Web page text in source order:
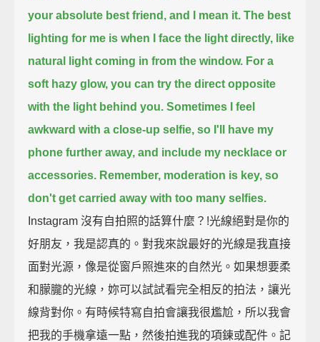
your absolute best friend, and I mean it. The best
lighting for me is when I face the light directly, like
natural light coming in from the window. For a
soft hazy glow, you can try the direct opposite
with the light behind you. Sometimes I feel
awkward with a close-up selfie, so I'll have my
phone further away, and include my necklace or
accessories. Remember, moderation is key, so
don't get carried away with too many selfies.
Instagram 沒有自拍照的話算什麼？!光線絕對是你的
好朋友，我是認真的。對我來說最好的光線是我直接
面對光源，像是從窗戶照進來的自然光。如果想要柔
和朦朧的光線，妳可以試試看完全相反的拍法，讓光
線背對你。有時候特寫自拍會讓我很尷尬，所以我會
把我的手機拿遠一點，然後拍進我的項鍊或配件。記